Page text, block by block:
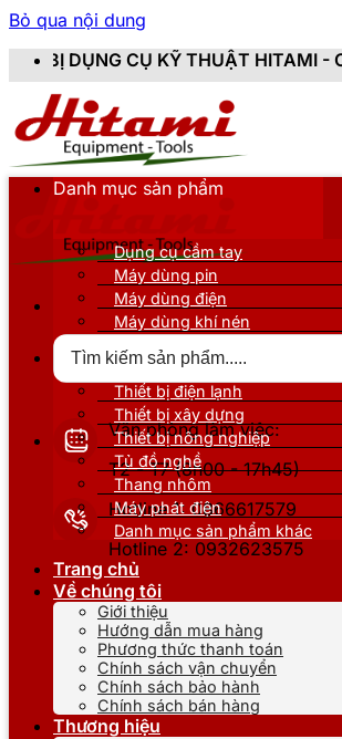
Bỏ qua nội dung
KỸ THUẬT HITAMI - CUNG CẤP
Văn phòng làm việc:
T2 - T7 (8h00 - 17h45)
Hotline 1: 0866617579
Hotline 2: 0932623575
Danh mục sản phẩm
Dụng cụ cầm tay
Máy dùng pin
Máy dùng điện
Máy dùng khí nén
Thiết bị nâng đỡ
Thiết bị điện lạnh
Thiết bị xây dựng
Thiết bị nông nghiệp
Tủ đồ nghề
Thang nhôm
Máy phát điện
Danh mục sản phẩm khác
Trang chủ
Về chúng tôi
Giới thiệu
Hướng dẫn mua hàng
Phương thức thanh toán
Chính sách vận chuyển
Chính sách bảo hành
Chính sách bán hàng
Thương hiệu